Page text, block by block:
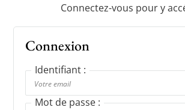
Connectez-vous pour y
Connexion
Identifiant :
Mot de passe :